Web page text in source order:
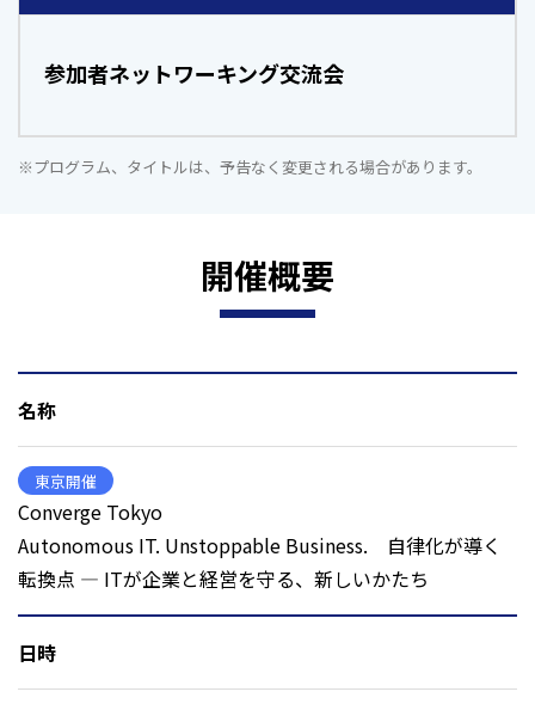
参加者ネットワーキング交流会
※プログラム、タイトルは、予告なく変更される場合があります。
開催概要
名称
東京開催
Converge Tokyo
Autonomous IT. Unstoppable Business. 自律化が導く
転換点 ― ITが企業と経営を守る、新しいかたち
日時